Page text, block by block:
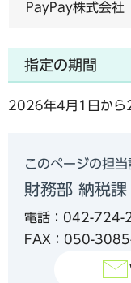
PayPay株式会社
指定の期間
2026年4月1日か
このページの担
財務部 納税課
電話：042-724-
FAX：050-